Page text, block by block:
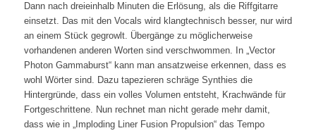
Dann nach dreieinhalb Minuten die Erlösung, als die Riffgitarre
einsetzt. Das mit den Vocals wird klangtechnisch besser, nur wird
an einem Stück gegrowlt. Übergänge zu möglicherweise
vorhandenen anderen Worten sind verschwommen. In „Vector
Photon Gammaburst“ kann man ansatzweise erkennen, dass es
wohl Wörter sind. Dazu tapezieren schräge Synthies die
Hintergründe, dass ein volles Volumen entsteht, Krachwände für
Fortgeschrittene. Nun rechnet man nicht gerade mehr damit,
dass wie in „Imploding Liner Fusion Propulsion“ das Tempo